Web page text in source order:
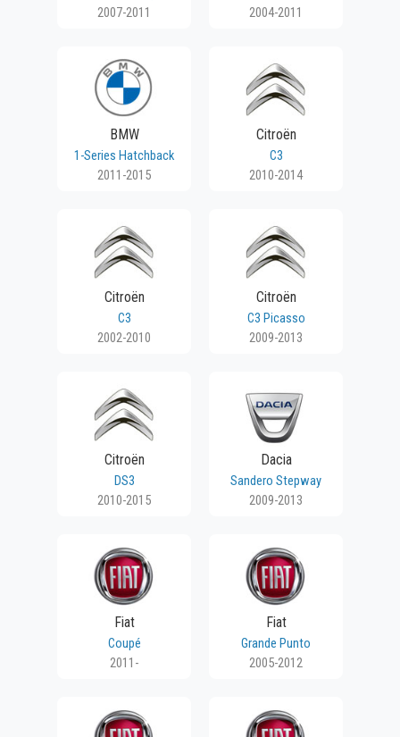
2007-2011
2004-2011
BMW
1-Series Hatchback
2011-2015
Citroën
C3
2010-2014
Citroën
C3
2002-2010
Citroën
C3 Picasso
2009-2013
Citroën
DS3
2010-2015
Dacia
Sandero Stepway
2009-2013
Fiat
Coupé
2011-
Fiat
Grande Punto
2005-2012